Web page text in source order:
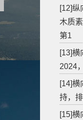
[12]纵
木质
第1
[13]横
2024
[14]横
持，
[15]横